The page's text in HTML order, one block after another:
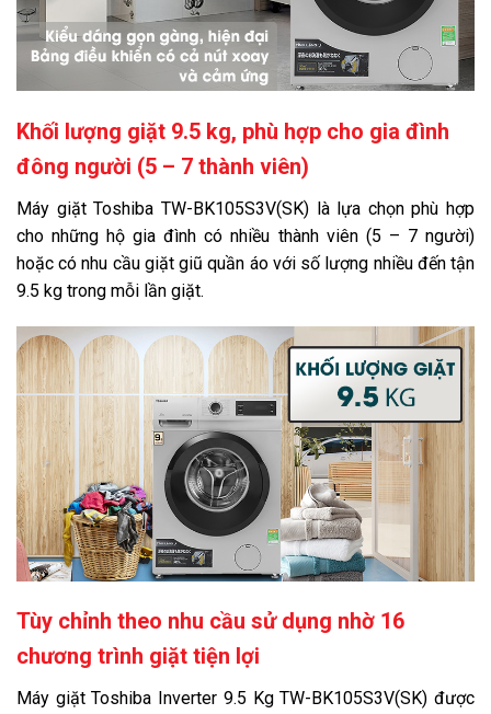
Khối lượng giặt 9.5 kg, phù hợp cho gia đình
đông người (5 – 7 thành viên)
Máy giặt Toshiba TW-BK105S3V(SK) là lựa chọn phù hợp
cho những hộ gia đình có nhiều thành viên (5 – 7 người)
hoặc có nhu cầu giặt giũ quần áo với số lượng nhiều đến tận
9.5 kg trong mỗi lần giặt.
Tùy chỉnh theo nhu cầu sử dụng nhờ 16
chương trình giặt tiện lợi
Máy giặt Toshiba Inverter 9.5 Kg TW-BK105S3V(SK) được